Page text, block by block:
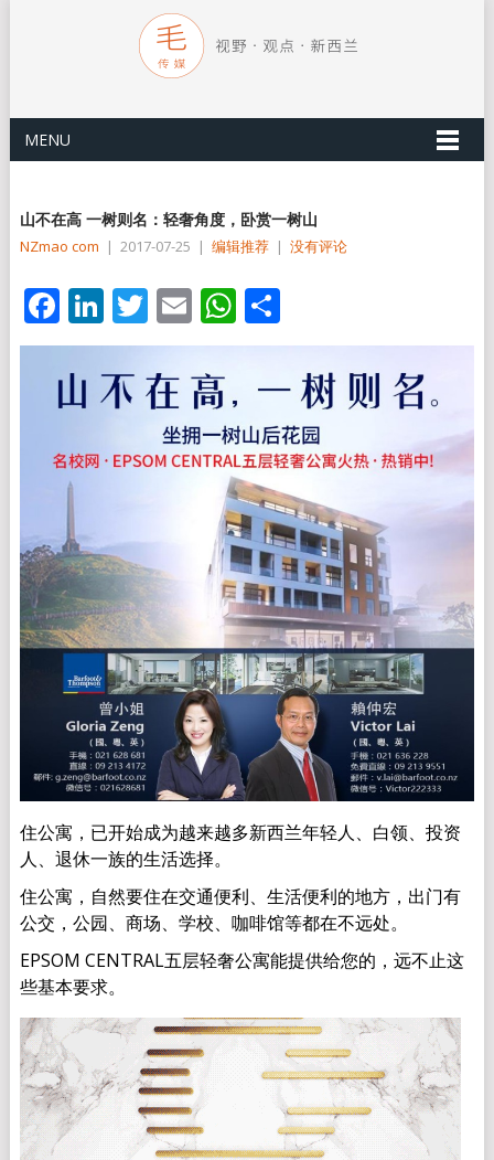
MENU
山不在高 一树则名：轻奢角度，卧赏一树山
NZmao com | 2017-07-25 | 编辑推荐 | 没有评论
Facebook
LinkedIn
Twitter
EmailWhatsApp
分
享
住公寓，已开始成为越来越多新西兰年轻人、白领、投资
人、退休一族的生活选择。
住公寓，自然要住在交通便利、生活便利的地方，出门有
公交，公园、商场、学校、咖啡馆等都在不远处。
EPSOM CENTRAL五层轻奢公寓能提供给您的，远不止这
些基本要求。